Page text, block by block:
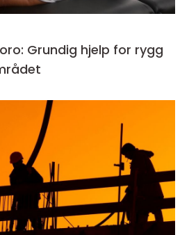
Grundig hjelp for rygg